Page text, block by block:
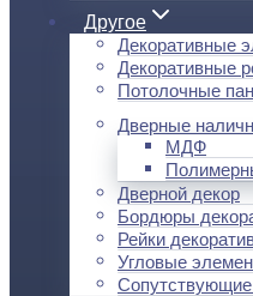
Другое
Декоративные
Декоративные
Потолочные
Дверные
МДФ
Дверной декор
Бордюры
Рейки
Угловые